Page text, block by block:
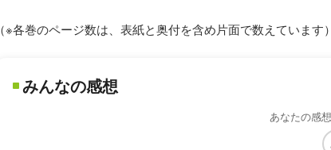
（※各巻のページ数は、表紙と奥付を含め片面で数えています）
みんなの感想
あなたの感